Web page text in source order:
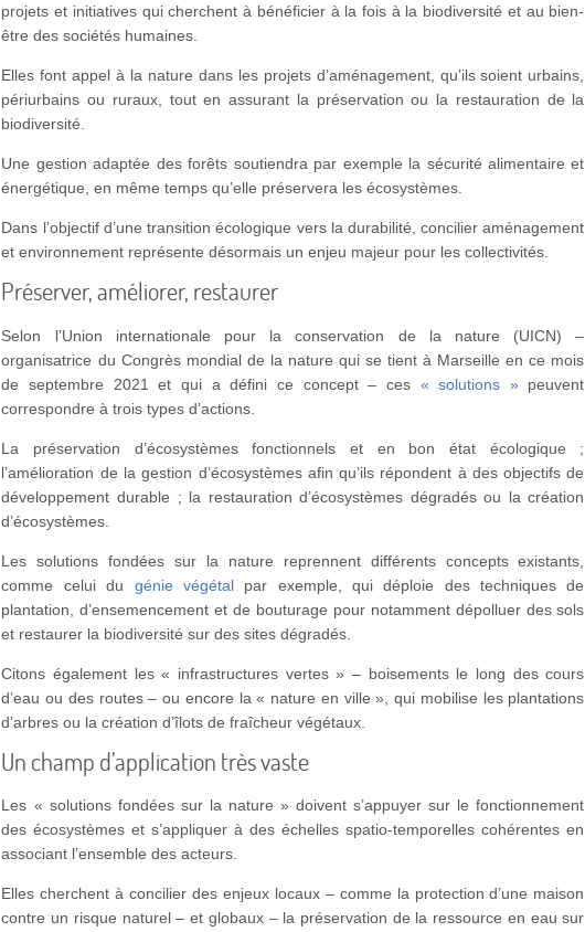
projets et initiatives qui cherchent à bénéficier à la fois à la biodiversité et au bien-
être des sociétés humaines.
Elles font appel à la nature dans les projets d’aménagement, qu’ils soient urbains,
périurbains ou ruraux, tout en assurant la préservation ou la restauration de la
biodiversité.
Une gestion adaptée des forêts soutiendra par exemple la sécurité alimentaire et
énergétique, en même temps qu’elle préservera les écosystèmes.
Dans l’objectif d’une transition écologique vers la durabilité, concilier aménagement
et environnement représente désormais un enjeu majeur pour les collectivités.
Préserver, améliorer, restaurer
Selon l’Union internationale pour la conservation de la nature (UICN) –
organisatrice du Congrès mondial de la nature qui se tient à Marseille en ce mois
de septembre 2021 et qui a défini ce concept – ces « solutions »peuvent
correspondre à trois types d’actions.
La préservation d’écosystèmes fonctionnels et en bon état écologique ;
l’amélioration de la gestion d’écosystèmes afin qu’ils répondent à des objectifs de
développement durable ; la restauration d’écosystèmes dégradés ou la création
d’écosystèmes.
Les solutions fondées sur la nature reprennent différents concepts existants,
comme celui du génie végétalpar exemple, qui déploie des techniques de
plantation, d’ensemencement et de bouturage pour notamment dépolluer des sols
et restaurer la biodiversité sur des sites dégradés.
Citons également les « infrastructures vertes » – boisements le long des cours
d’eau ou des routes – ou encore la « nature en ville », qui mobilise les plantations
d’arbres ou la création d’îlots de fraîcheur végétaux.
Un champ d’application très vaste
Les « solutions fondées sur la nature » doivent s’appuyer sur le fonctionnement
des écosystèmes et s’appliquer à des échelles spatio-temporelles cohérentes en
associant l’ensemble des acteurs.
Elles cherchent à concilier des enjeux locaux – comme la protection d’une maison
contre un risque naturel – et globaux – la préservation de la ressource en eau sur